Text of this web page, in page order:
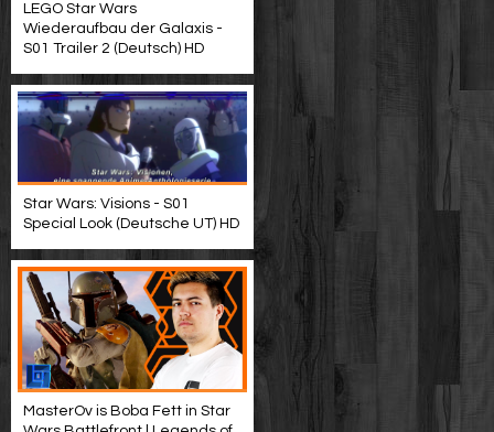
LEGO Star Wars
Wiederaufbau der Galaxis -
S01 Trailer 2 (Deutsch) HD
Star Wars: Visions - S01
Special Look (Deutsche UT) HD
MasterOv is Boba Fett in Star